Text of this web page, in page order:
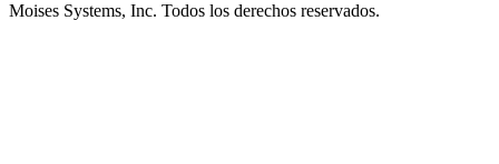
Moises Systems, Inc. Todos los derechos reservados.